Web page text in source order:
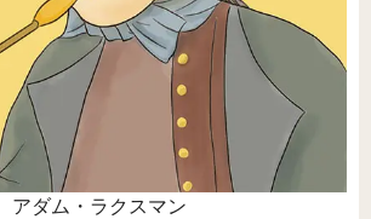
アダム・ラクスマン